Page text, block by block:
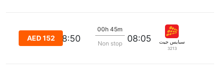
سبايس جيت
3213
08:05
00h 45m
Non stop
08:50
AED 152